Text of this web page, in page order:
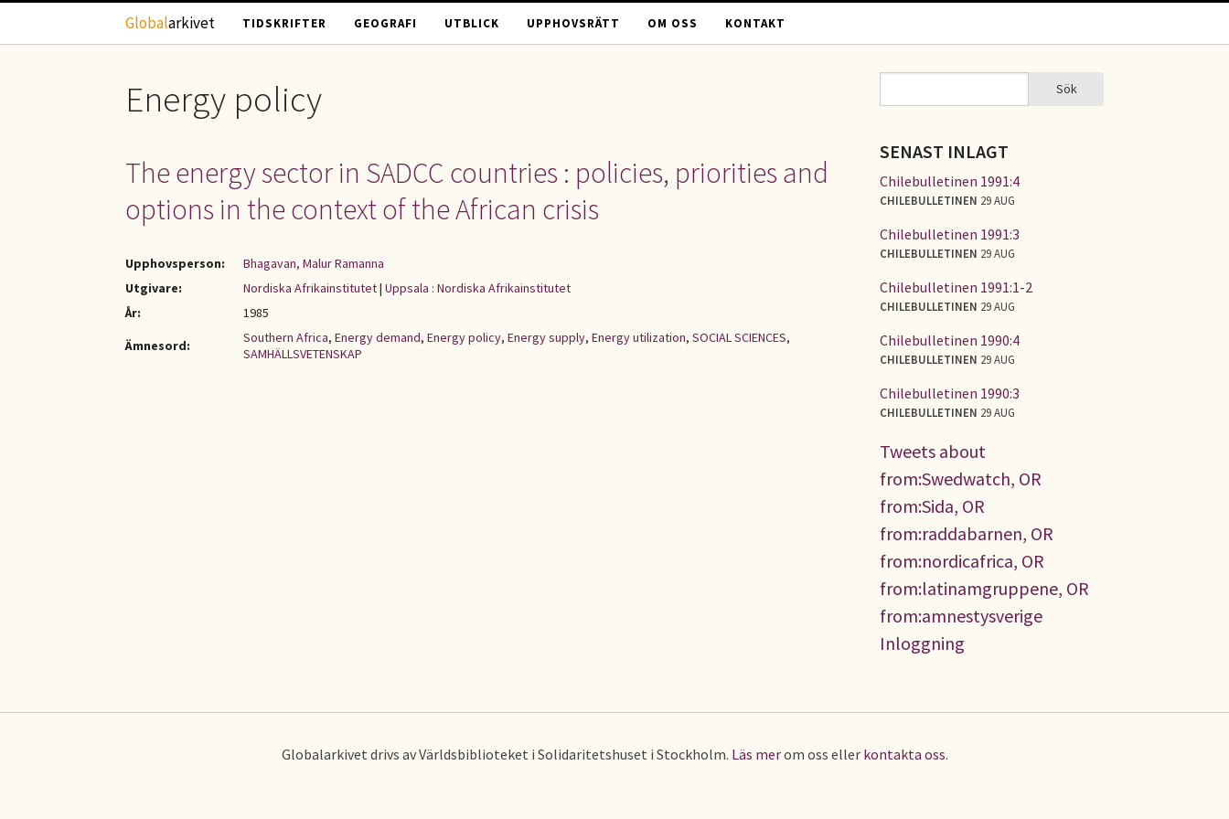
Hoppa till huvudinnehåll
Globalarkivet TIDSKRIFTER GEOGRAFI UTBLICK UPPHOVSRÄTT OM OSS KONTAKT
Energy policy
The energy sector in SADCC countries : policies, priorities and
options in the context of the African crisis
Upphovsperson:
Bhagavan, Malur Ramanna
Utgivare:
Nordiska Afrikainstitutet| Uppsala : Nordiska Afrikainstitutet
År:
1985
Ämnesord:
Southern Africa, Energy demand, Energy policy, Energy supply, Energy utilization, SOCIAL SCIENCES,
SAMHÄLLSVETENSKAP
SÖKFORMULÄR Sök
SENAST INLAGT
Chilebulletinen 1991:4
CHILEBULLETINEN 29 AUG
Chilebulletinen 1991:3
CHILEBULLETINEN 29 AUG
Chilebulletinen 1991:1-2
CHILEBULLETINEN 29 AUG
Chilebulletinen 1990:4
CHILEBULLETINEN 29 AUG
Chilebulletinen 1990:3
CHILEBULLETINEN 29 AUG
Tweets about
from:Swedwatch, OR
from:Sida, OR
from:raddabarnen, OR
from:nordicafrica, OR
from:latinamgruppene, OR
from:amnestysverige
Inloggning
Globalarkivet drivs av Världsbiblioteket i Solidaritetshuset i Stockholm. Läs merom oss eller kontakta oss.